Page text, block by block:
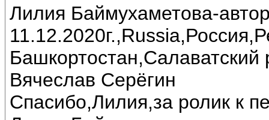
Лилия Баймухаметова-
Вячеслав Серёгин
Спасибо,Лилия,за ролик к